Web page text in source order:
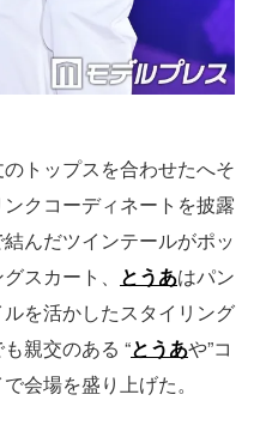
トップスを合わせたへそ
クコーディネートを披露
んだツインテールがポッ
スカート、 とうあはパン
を活かしたスタイリング
親交のある “とうあや”コ
会場を盛り上げた。